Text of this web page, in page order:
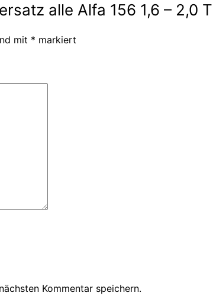
alle Alfa 156 1,6 – 2,0
mit * markiert
Kommentar speichern.